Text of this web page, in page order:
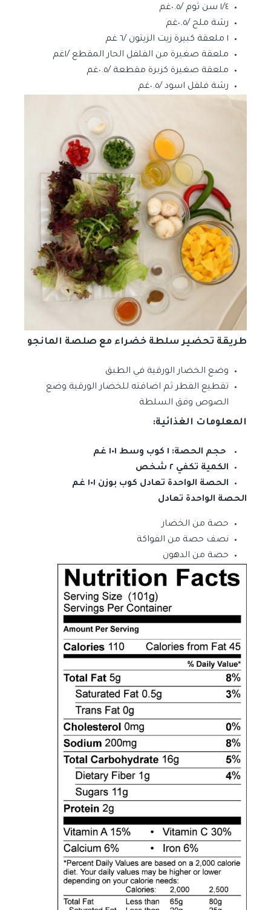
١/٤ سن ثوم /٠.٥غم
رشة ملح /٠.٥غم
١ ملعقة كبيرة زيت الزيتون /٦ غم
ملعقة صغيرة من الفلفل الحار المقطع /١غم
ملعقة صغيرة كزبرة مقطعة /٠.٥غم
رشة فلفل اسود /٠.٥غم
طريقة تحضير سلطة خضراء مع صلصة المانجو
وضع الخضار الورقية في الطبق
تقطيع الفطر ثم اضافته للخضار الورقية وضع
الصوص وفق السلطة
المعلومات الغذائية:
حجم الحصة: ١ كوب وسط ١٠١ غم
الكمية تكفي ٢ شخص
الحصة الواحدة تعادل كوب بوزن ١٠١ غم
الحصة الواحدة تعادل
حصة من الخضار
نصف حصة من الفواكة
حصة من الدهون